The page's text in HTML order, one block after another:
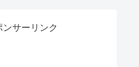
ンサーリンク